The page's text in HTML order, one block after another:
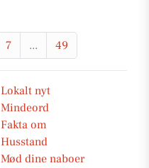
7 ... 49
Lokalt nyt
Mindeord
Fakta om
Husstand
Mød dine naboer